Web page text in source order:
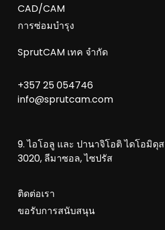
CAD/CAM
การซ่อมบำรุง
SprutCAM เทค จำกัด
+357 25 054746
info@sprutcam.com
9. ไอโอลู และ ปานาจิโอติ ไดโอมิดุส
3020, ลีมาซอล, ไซปรัส
ติดต่อเรา
ขอรับการสนับสนุน